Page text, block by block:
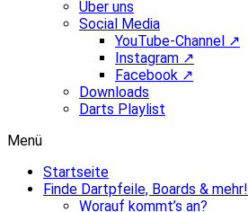
Über uns
Social Media
YouTube-Channel ↗
Instagram ↗
Facebook ↗
Downloads
Darts Playlist
Menü
Startseite
Finde Dartpfeile, Boards & mehr!
Worauf kommt’s an?